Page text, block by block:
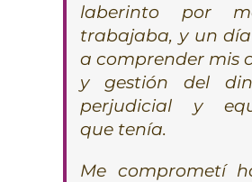
laberinto por
trabajaba, y un
a comprender mis
y gestión del
perjudicial y
que tenía.
Me comprometí